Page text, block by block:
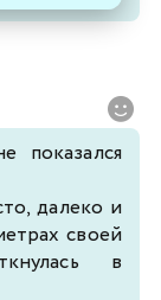
показался
далеко и
своей
в